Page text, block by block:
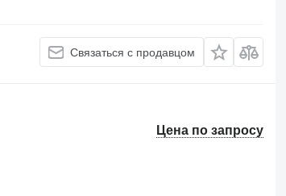
Связаться с продавцом
Цена по запросу